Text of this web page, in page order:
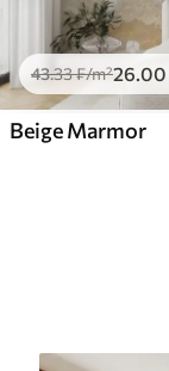
43.33₣/m²26.00
Beige Marmor